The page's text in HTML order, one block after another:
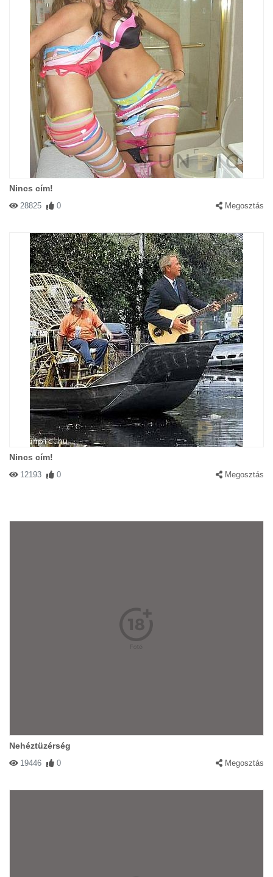
Nincs cím!
28825 0 Megosztás
Nincs cím!
12193 0 Megosztás
Nehéztüzérség
19446 0 Megosztás